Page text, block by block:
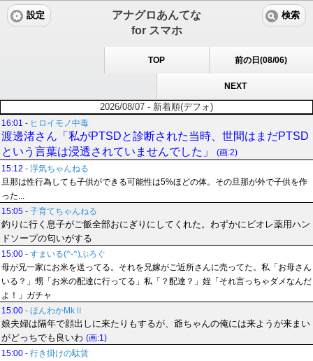
アナグロあんてな
for スマホ
設定 検索
TOP 前の日(08/06)
NEXT
2026/08/07 - 新着順(デフォ)
16:01 - ヒロイモノ中毒
渡邊渚さん「私がPTSDと診断された当時、世間はまだPTSD
という言葉は浸透されていませんでした」
(画:2)
15:12 - 浮気ちゃんねる
旦那は性行為しても子供ができる可能性は5%ほどの体。その旦那が外で子供を作
った...
15:05 - 子育てちゃんねる
釣りに行く息子がご飯全部おにぎりにしてくれた。わずかにビオレ薬用ハン
ドソープの匂いがする
15:00 - すまいる(^-^)ぶろぐ
母が兄一家にお米を送ってる。それを兄嫁がご近所さんに売ってた。私「お母さん
いる？」甥「お米の配達に行ってる」私「？配達？」姪「それ言っちゃダメなんだ
よ！」ガチャ
15:00 - ほんわかMkⅡ
娘夫婦は隔年で顔出しに来たりもするが、爺ちゃんの俺には来ようが来まい
がどっちでも良いわ (画:1)
15:00 - 行き掛けの駄賃